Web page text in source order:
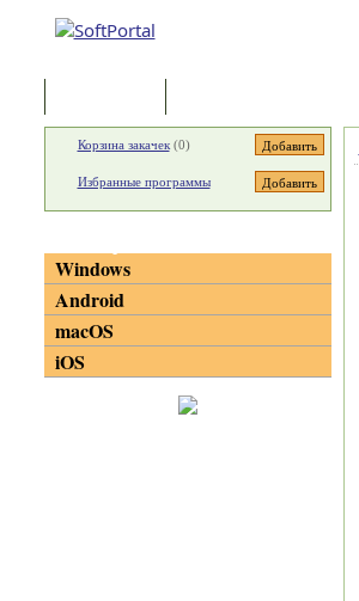
Корзина закачек(0)
Избранные программы
Windows
Android
macOS
iOS